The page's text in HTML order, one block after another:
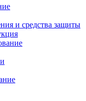
и средства защиты